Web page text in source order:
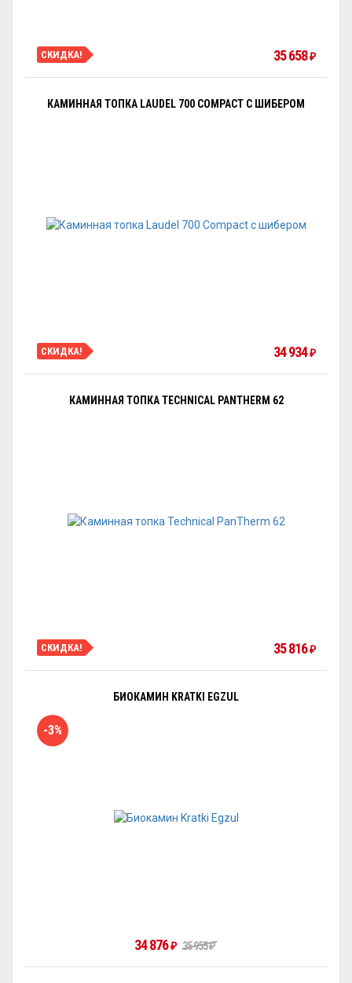
СКИДКА! 35 658₽
КАМИННАЯ ТОПКА LAUDEL 700 COMPACT С ШИБЕРОМ
СКИДКА! 34 934₽
КАМИННАЯ ТОПКА TECHNICAL PANTHERM 62
СКИДКА! 35 816₽
БИОКАМИН KRATKI EGZUL
-3%
34 876₽ 35 955₽